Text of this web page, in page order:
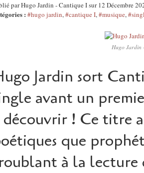
par Hugo Jardin - Cantique I sur 12 Décembre
: #hugo jardin,#cantique I,#musique,
Hugo Jardin
Jardin sort
avant un
découvrir ! Ce titre
que
à la lecture